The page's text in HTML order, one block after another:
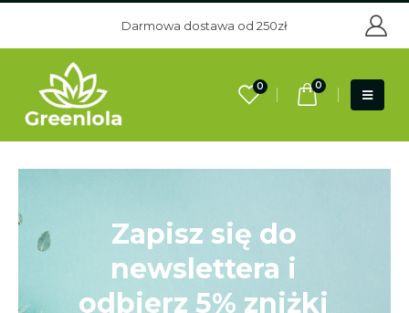
Darmowa dostawa od 250zł
0 0
Zapisz się do
newslettera i
odbierz 5% zniżki